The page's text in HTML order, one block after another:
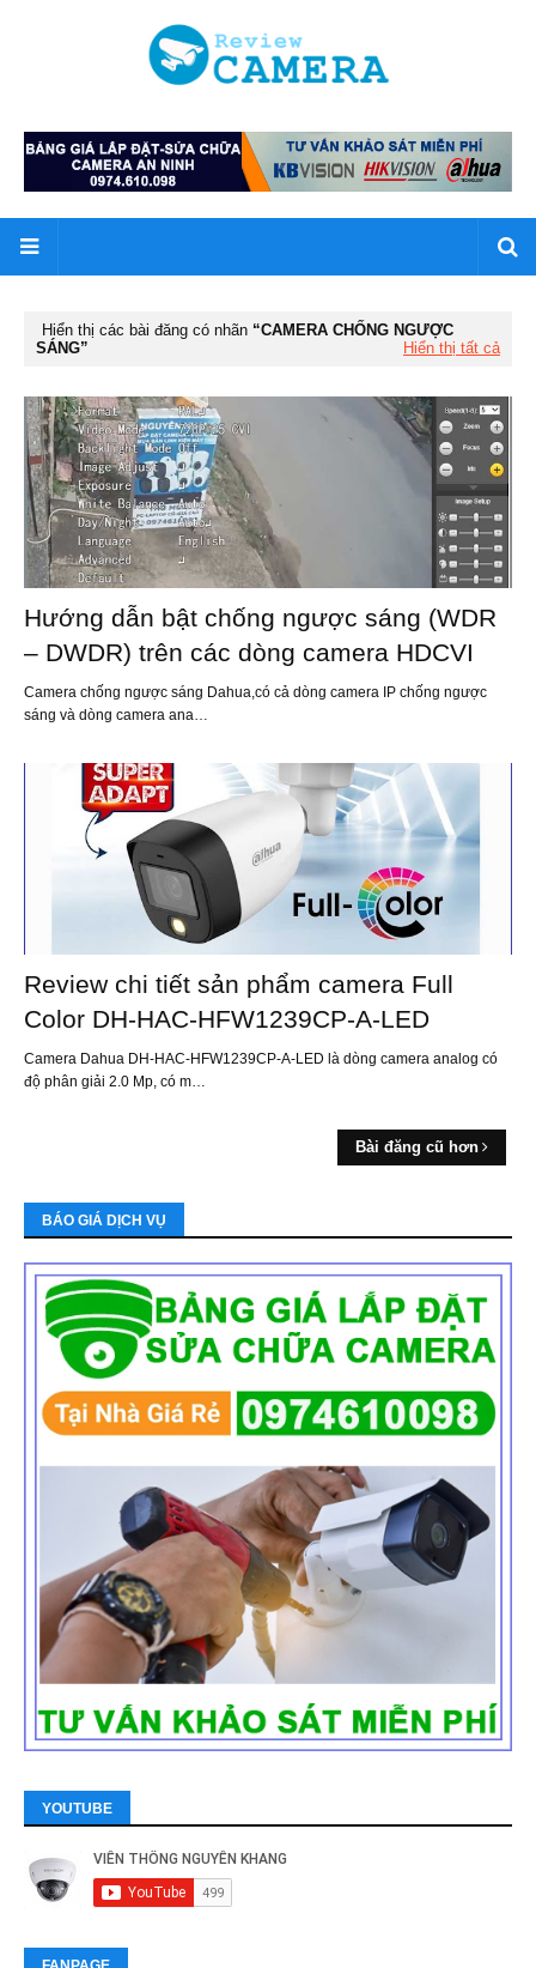
Hiển thị các bài đăng có nhãn
CAMERA CHỐNG NGƯỢC
SÁNG
Hiển thị tất cả
Hướng dẫn bật chống ngược sáng (WDR
– DWDR) trên các dòng camera HDCVI
Camera chống ngược sáng Dahua,có cả dòng camera IP chống ngược
sáng và dòng camera ana…
Review chi tiết sản phẩm camera Full
Color DH-HAC-HFW1239CP-A-LED
Camera Dahua DH-HAC-HFW1239CP-A-LED là dòng camera analog có
độ phân giải 2.0 Mp, có m…
Bài đăng cũ hơn
BÁO GIÁ DỊCH VỤ
YOUTUBE